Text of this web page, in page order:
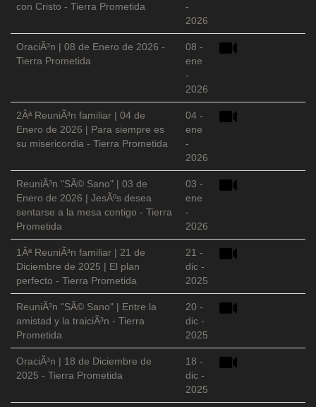
con Cristo - Tierra Prometida
-
2026
OraciÃ³n | 08 de Enero de 2026 -
Tierra Prometida
08 -
ene
-
2026
2Âª ReuniÃ³n familiar | 04 de
Enero de 2026 | Para siempre es
su misericordia - Tierra Prometida
04 -
ene
-
2026
ReuniÃ³n "SÃ© Sano" | 03 de
Enero de 2026 | JesÃºs desea
sentarse a la mesa contigo - Tierra
Prometida
03 -
ene
-
2026
1Âª ReuniÃ³n familiar | 21 de
Diciembre de 2025 | El plan
perfecto - Tierra Prometida
21 -
dic -
2025
ReuniÃ³n "SÃ© Sano" | Entre la
amistad y la traiciÃ³n - Tierra
Prometida
20 -
dic -
2025
OraciÃ³n | 18 de Diciembre de
2025 - Tierra Prometida
18 -
dic -
2025